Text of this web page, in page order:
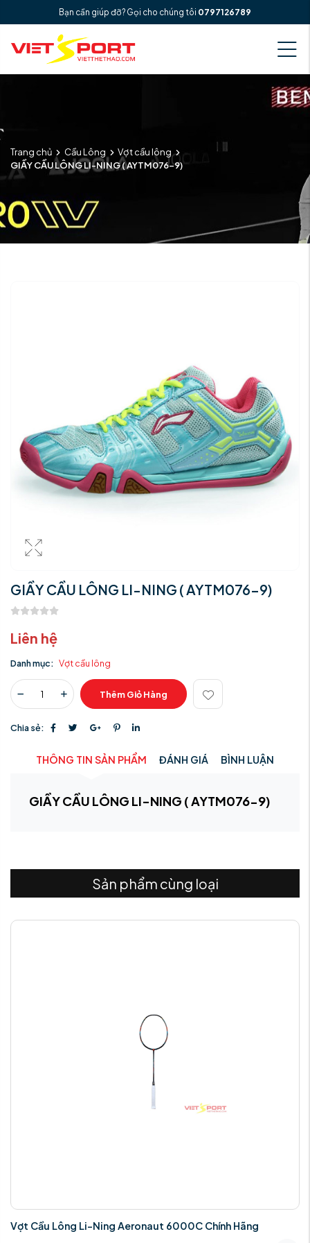
Bạn cần giúp đỡ? Gọi cho chúng tôi 0797126789
Trang chủ Cầu Lông
Vợt cầu lông
GIẦY CẦU LÔNG LI-NING ( AYTM076-9)
GIẦY CẦU LÔNG LI-NING ( AYTM076-9)
Liên hệ
Danh mục: Vợt cầu lông
Thêm Giỏ Hàng
Chia sẻ:
THÔNG TIN SẢN PHẨM ĐÁNH GIÁ BÌNH LUẬN
GIẦY CẦU LÔNG LI-NING ( AYTM076-9)
Sản phẩm cùng loại
Vợt Cầu Lông Li-Ning Aeronaut 6000C Chính Hãng